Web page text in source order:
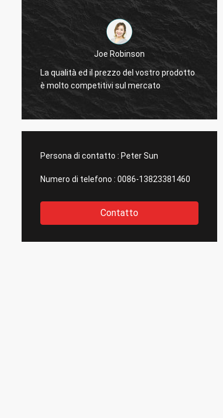
Diego Cuellar
Le vostre merci di qualità superiore sono
paragonate a quelle di altri produttori.
Persona di contatto : Peter Sun
Numero di telefono : 0086-13823381460
Contatto